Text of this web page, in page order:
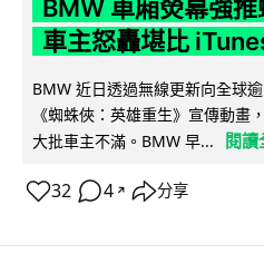
BMW 車廂熒幕強
車主怒轟堪比
BMW 近日透過無線更新向全球
《蜘蛛俠：英雄重生》宣傳動畫
大批車主不滿。BMW 早...
閱
32 4 ↗ 分享